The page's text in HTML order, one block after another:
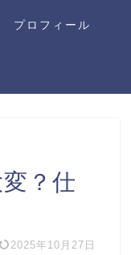
プロフィール
？仕
2025年10月27日